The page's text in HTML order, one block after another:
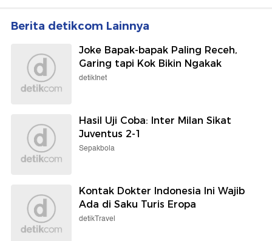
Berita detikcom Lainnya
Joke Bapak-bapak Paling Receh,
Garing tapi Kok Bikin Ngakak
detikInet
Hasil Uji Coba: Inter Milan Sikat
Juventus 2-1
Sepakbola
Kontak Dokter Indonesia Ini Wajib
Ada di Saku Turis Eropa
detikTravel